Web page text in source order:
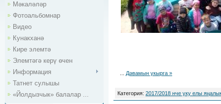
Мәкаләләр
Фотоальбомнар
Видео
Кунакханә
Кире элемтә
Элемтәгә керү өчен
Информация
Татнет сулышы
«Йолдызчык» балалар ...
Дәвамын укырга »
Категория: 2017/2018 нче уку елы